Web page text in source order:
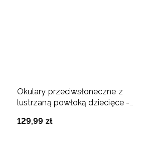
Okulary przeciwsłoneczne z
lustrzaną powłoką dziecięce -
129,99 zł